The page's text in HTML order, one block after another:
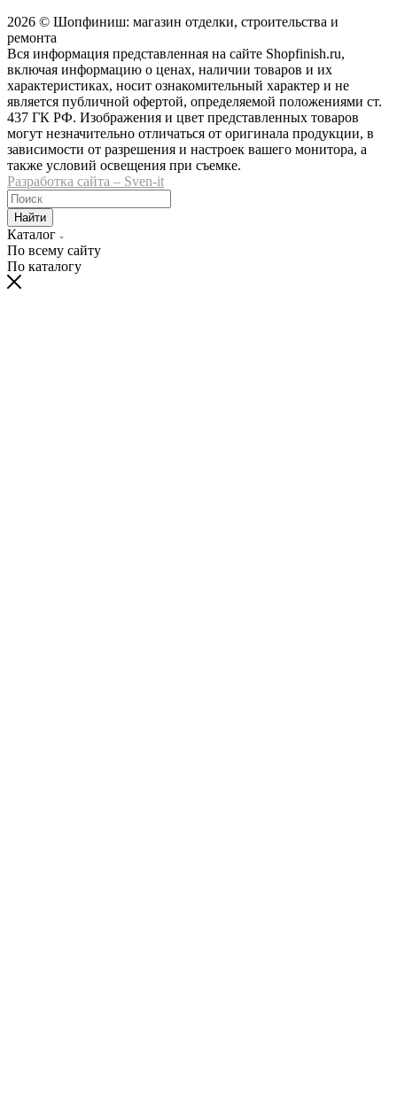
2026 © Шопфиниш: магазин отделки, строительства и
ремонта
Вся информация представленная на сайте Shopfinish.ru,
включая информацию о ценах, наличии товаров и их
характеристиках, носит ознакомительный характер и не
является публичной офертой, определяемой положениями ст.
437 ГК РФ. Изображения и цвет представленных товаров
могут незначительно отличаться от оригинала продукции, в
зависимости от разрешения и настроек вашего монитора, а
также условий освещения при съемке.
Разработка сайта – Sven-it
Найти
Каталог
По всему сайту
По каталогу